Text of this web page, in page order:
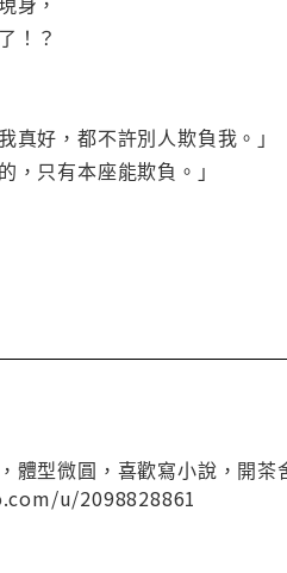
！？
真好，都不許別人欺負我。」
，只有本座能欺負。」
體型微圓，喜歡寫小說，開
u/2098828861